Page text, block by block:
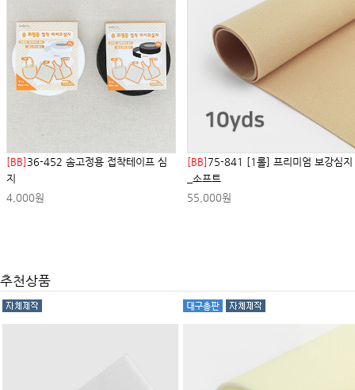
[BB] 36-452 솜고정용 접착테이프 심
지
4,000원
[BB] 75-841 [1롤] 프리미엄 보강심지
_소프트
55,000원
추천상품